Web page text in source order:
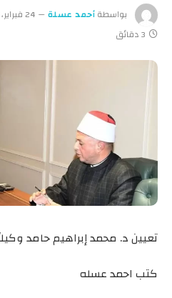
بواسطةأحمد عسلة 24 فبراير، 2025
3 دقائق
تعيين د. محمد إبراهيم حامد
كتب احمد عسله